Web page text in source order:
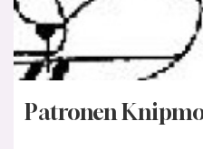
Patronen